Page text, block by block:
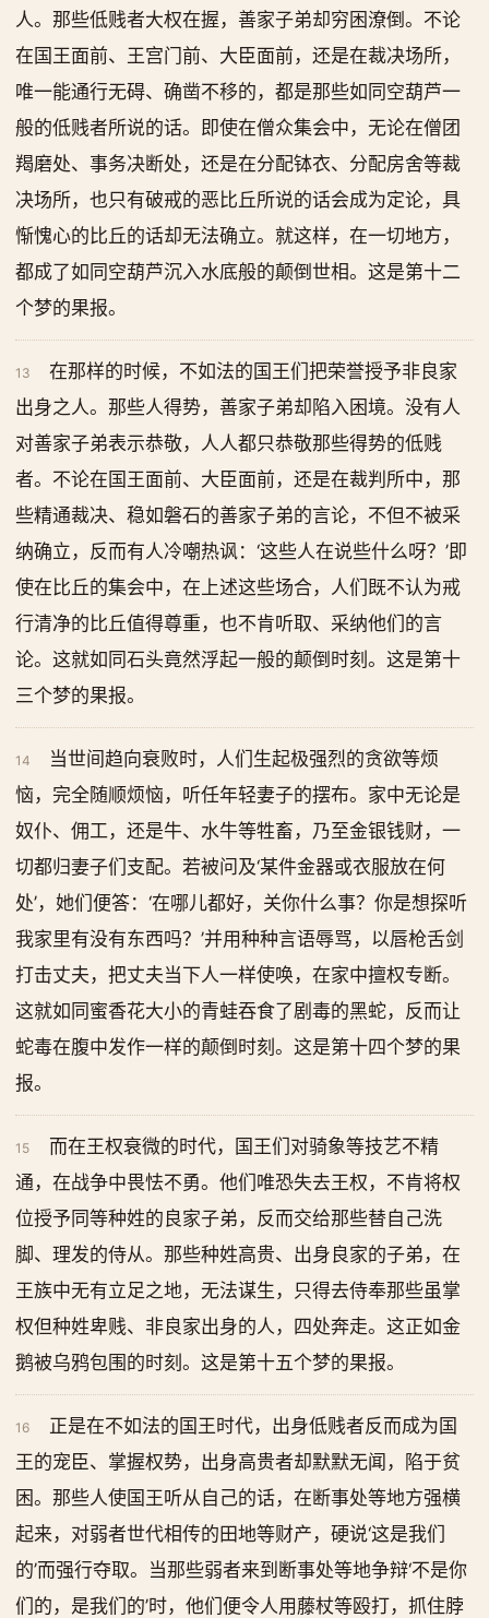
人。那些低贱者大权在握，善家子弟却穷困潦倒。不论
在国王面前、王宫门前、大臣面前，还是在裁决场所，
唯一能通行无碍、确凿不移的，都是那些如同空葫芦一
般的低贱者所说的话。即使在僧众集会中，无论在僧团
羯磨处、事务决断处，还是在分配钵衣、分配房舍等裁
决场所，也只有破戒的恶比丘所说的话会成为定论，具
惭愧心的比丘的话却无法确立。就这样，在一切地方，
都成了如同空葫芦沉入水底般的颠倒世相。这是第十二
个梦的果报。
13
在那样的时候，不如法的国王们把荣誉授予非良家
出身之人。那些人得势，善家子弟却陷入困境。没有人
对善家子弟表示恭敬，人人都只恭敬那些得势的低贱
者。不论在国王面前、大臣面前，还是在裁判所中，那
些精通裁决、稳如磐石的善家子弟的言论，不但不被采
纳确立，反而有人冷嘲热讽：‘这些人在说些什么呀？’即
使在比丘的集会中，在上述这些场合，人们既不认为戒
行清净的比丘值得尊重，也不肯听取、采纳他们的言
论。这就如同石头竟然浮起一般的颠倒时刻。这是第十
三个梦的果报。
14
当世间趋向衰败时，人们生起极强烈的贪欲等烦
恼，完全随顺烦恼，听任年轻妻子的摆布。家中无论是
奴仆、佣工，还是牛、水牛等牲畜，乃至金银钱财，一
切都归妻子们支配。若被问及‘某件金器或衣服放在何
处’，她们便答：‘在哪儿都好，关你什么事？你是想探听
我家里有没有东西吗？’并用种种言语辱骂，以唇枪舌剑
打击丈夫，把丈夫当下人一样使唤，在家中擅权专断。
这就如同蜜香花大小的青蛙吞食了剧毒的黑蛇，反而让
蛇毒在腹中发作一样的颠倒时刻。这是第十四个梦的果
报。
15
而在王权衰微的时代，国王们对骑象等技艺不精
通，在战争中畏怯不勇。他们唯恐失去王权，不肯将权
位授予同等种姓的良家子弟，反而交给那些替自己洗
脚、理发的侍从。那些种姓高贵、出身良家的子弟，在
王族中无有立足之地，无法谋生，只得去侍奉那些虽掌
权但种姓卑贱、非良家出身的人，四处奔走。这正如金
鹅被乌鸦包围的时刻。这是第十五个梦的果报。
16
正是在不如法的国王时代，出身低贱者反而成为国
王的宠臣、掌握权势，出身高贵者却默默无闻，陷于贫
困。那些人使国王听从自己的话，在断事处等地方强横
起来，对弱者世代相传的田地等财产，硬说‘这是我们
的’而强行夺取。当那些弱者来到断事处等地争辩‘不是你
们的，是我们的’时，他们便令人用藤杖等殴打，抓住脖